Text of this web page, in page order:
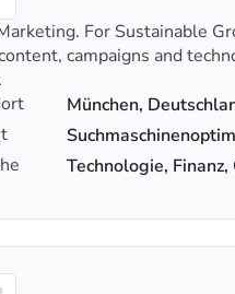
For Sustainable
campaigns and
München,
Technologie,